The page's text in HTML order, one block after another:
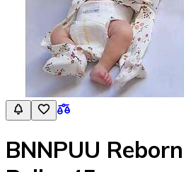
BNNPUU